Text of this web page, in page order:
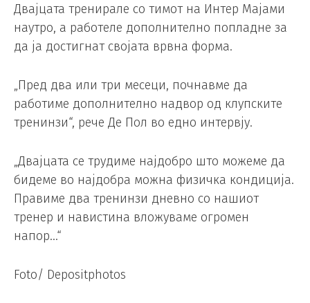
Двајцата тренирале со тимот на Интер Мајами
наутро, а работеле дополнително попладне за
да ја достигнат својата врвна форма.
„Пред два или три месеци, почнавме да
работиме дополнително надвор од клупските
тренинзи“, рече Де Пол во едно интервју.
„Двајцата се трудиме најдобро што можеме да
бидеме во најдобра можна физичка кондиција.
Правиме два тренинзи дневно со нашиот
тренер и навистина вложуваме огромен
напор…“
Foto/ Depositphotos